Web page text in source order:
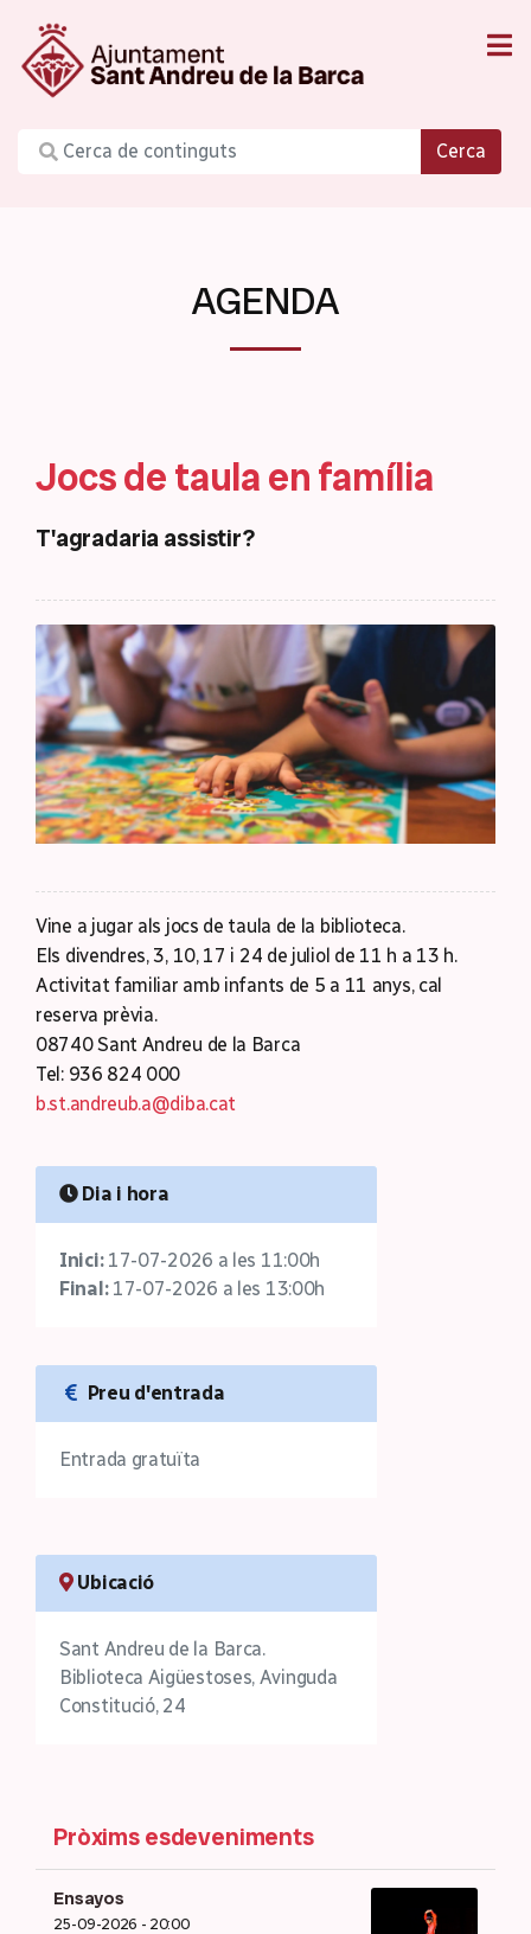
Cerca
AGENDA
Jocs de taula en família
T'agradaria assistir?
Vine a jugar als jocs de taula de la biblioteca.
Els divendres, 3, 10, 17 i 24 de juliol de 11 h a 13 h.
Activitat familiar amb infants de 5 a 11 anys, cal
reserva prèvia.
08740 Sant Andreu de la Barca
Tel: 936 824 000
b.st.andreub.a@diba.cat
Dia i hora
Inici:17-07-2026 a les 11:00h
Final:17-07-2026 a les 13:00h
Preu d'entrada
Entrada gratuïta
Ubicació
Sant Andreu de la Barca.
Biblioteca Aigüestoses, Avinguda
Constitució, 24
Pròxims esdeveniments
Ensayos
25-09-2026 - 20:00